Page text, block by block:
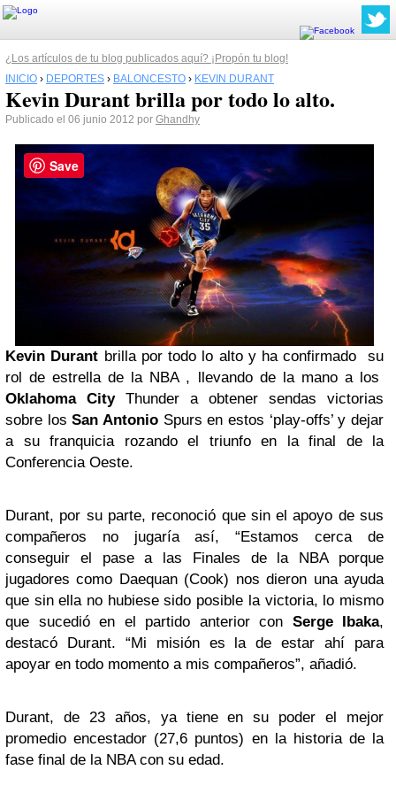
¿Los artículos de tu blog publicados aquí? ¡Propón tu blog!
INICIO › DEPORTES › BALONCESTO › KEVIN DURANT
Kevin Durant brilla por todo lo alto.
Publicado el 06 junio 2012 por Ghandhy
Kevin Durant brilla por todo lo alto y ha confirmado su
rol de estrella de la NBA , llevando de la mano a los
Oklahoma CityThunder a obtener sendas victorias
sobre losSan Antonio Spurs en estos ‘play-offs’ y dejar
a su franquicia rozando el triunfo en la final de la
Conferencia Oeste.
Durant, por su parte, reconoció que sin el apoyo de sus
compañeros no jugaría así, “Estamos cerca de
conseguir el pase a las Finales de la NBA porque
jugadores como Daequan (Cook) nos dieron una ayuda
que sin ella no hubiese sido posible la victoria, lo mismo
que sucedió en el partido anterior con Serge Ibaka,
destacó Durant. “Mi misión es la de estar ahí para
apoyar en todo momento a mis compañeros”, añadió.
Durant, de 23 años, ya tiene en su poder el mejor
promedio encestador (27,6 puntos) en la historia de la
fase final de la NBA con su edad.
Save